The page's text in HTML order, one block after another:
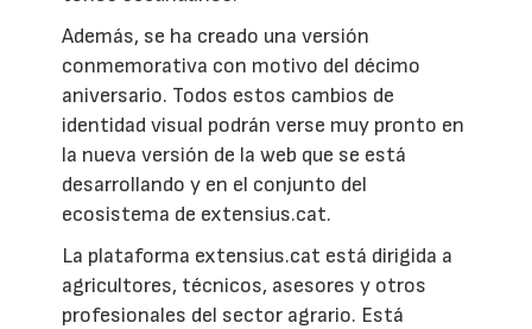
Además, se ha creado una versión
conmemorativa con motivo del décimo
aniversario. Todos estos cambios de
identidad visual podrán verse muy pronto en
la nueva versión de la web que se está
desarrollando y en el conjunto del
ecosistema de extensius.cat.
La plataforma extensius.cat está dirigida a
agricultores, técnicos, asesores y otros
profesionales del sector agrario. Está